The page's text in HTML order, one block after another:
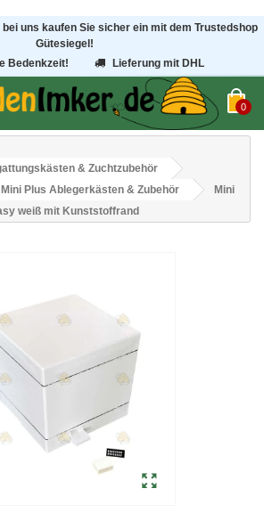
uns kaufen Sie sicher ein mit dem Trustedshop
Gütesiegel!
Bedenkzeit!
Lieferung mit DHL
0
& Zuchtzubehör
Mini Plus Ablegerkästen & Zubehör
Mini
weiß mit Kunststoffrand